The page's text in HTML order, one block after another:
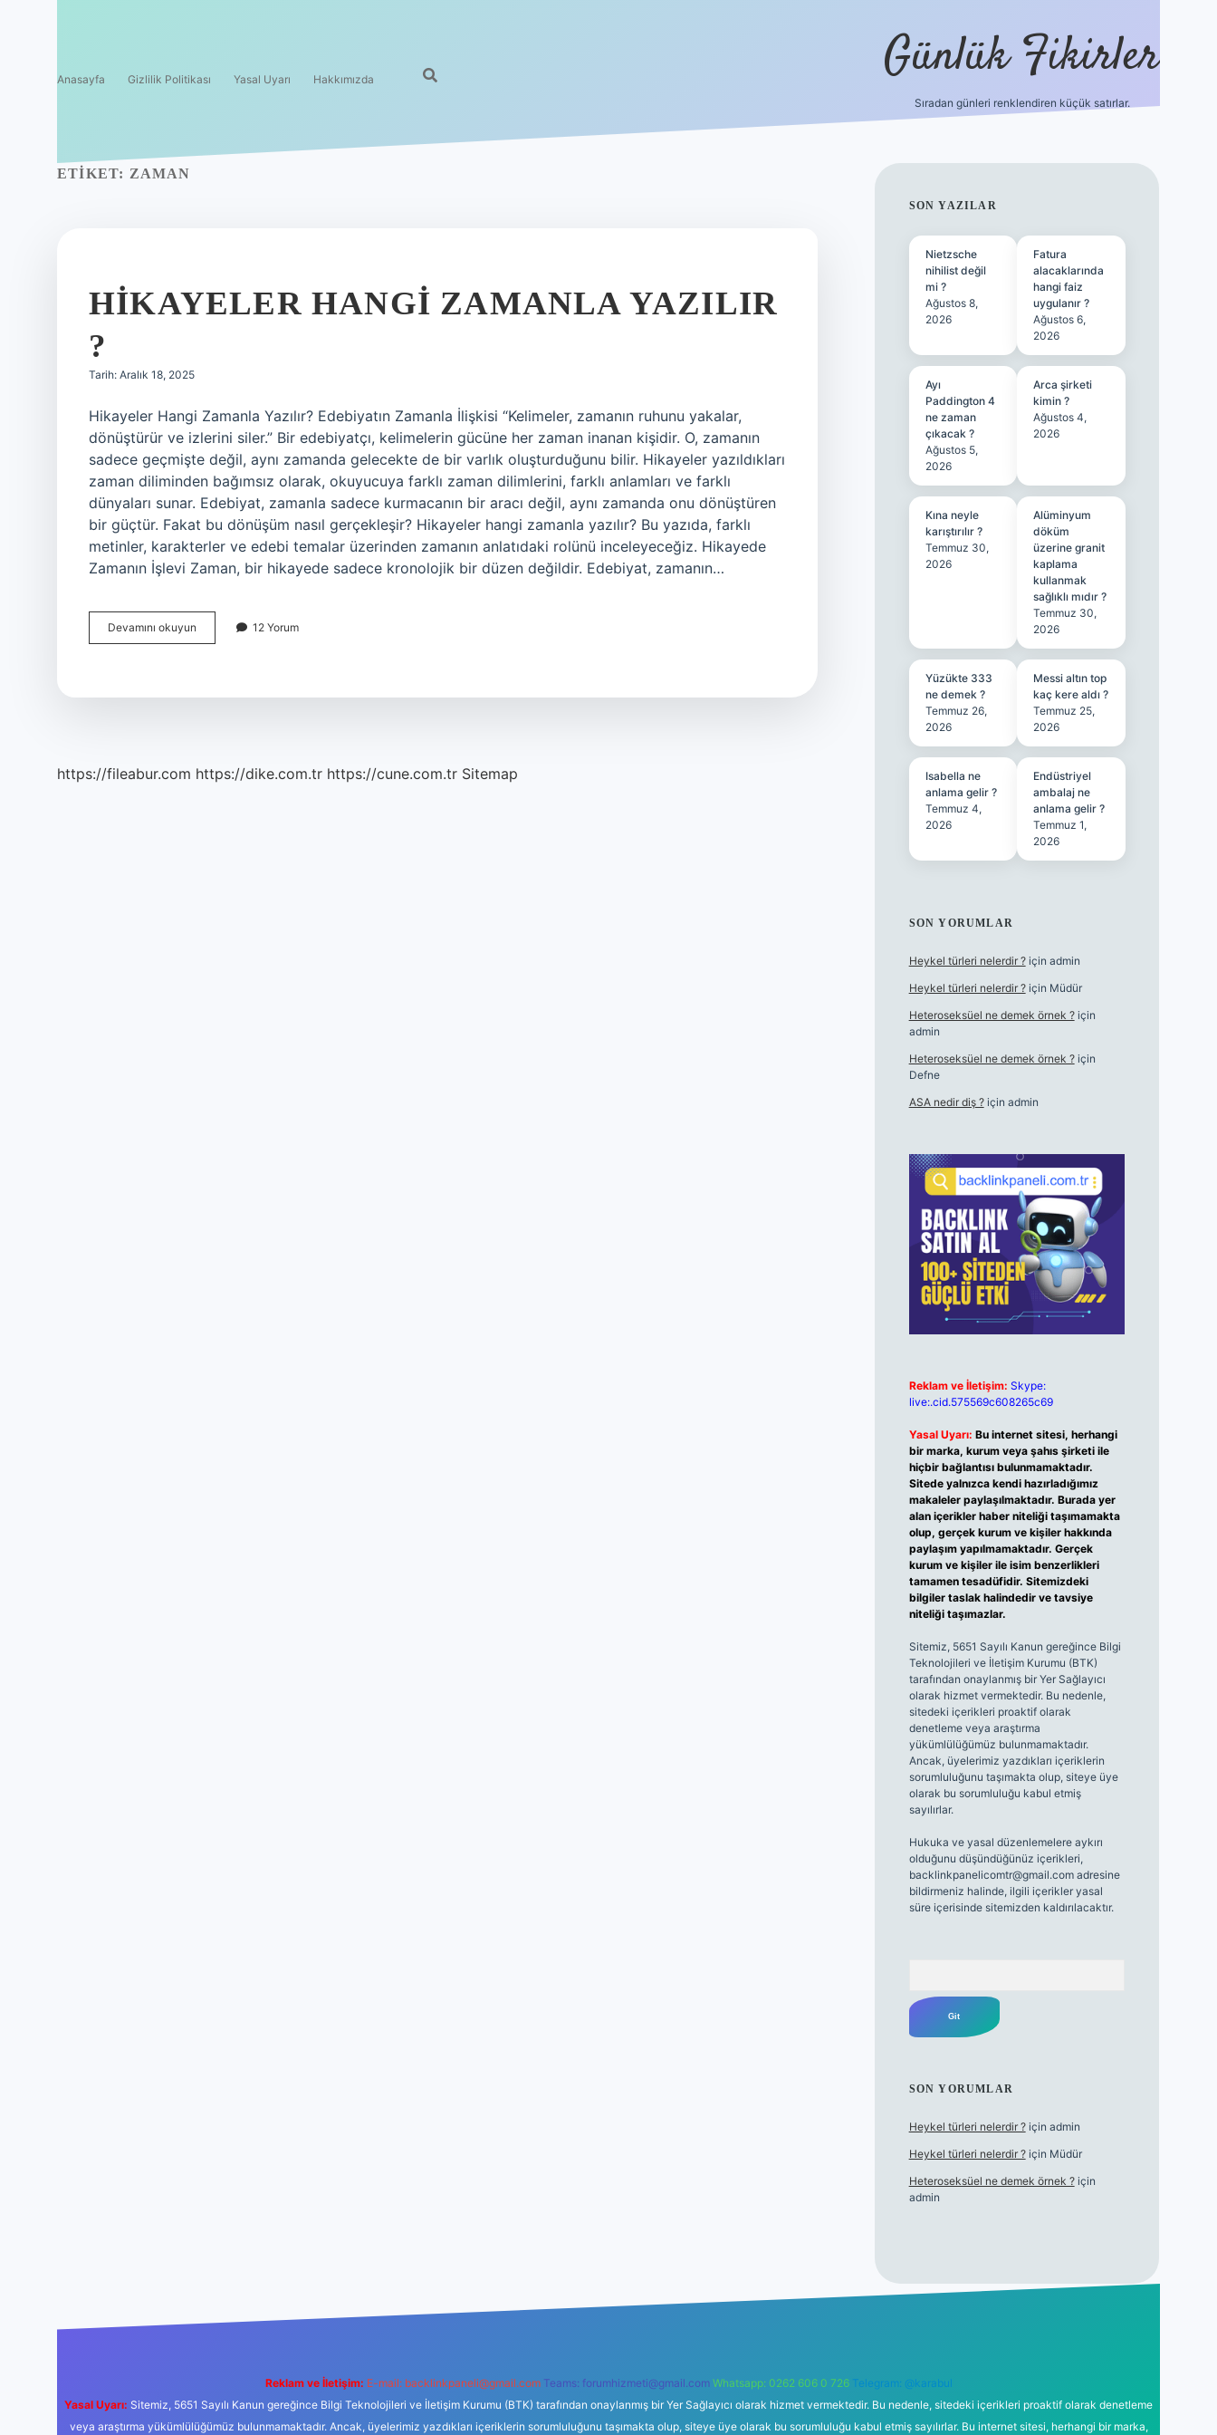
Anasayfa Gizlilik Politikası Yasal Uyarı Hakkımızda Günlük Fikirler
Sıradan günleri renklendiren küçük satırlar.
ETIKET: ZAMAN
HIKAYELER HANGI ZAMANLA YAZILIR
?
Tarih: Aralık 18, 2025
Hikayeler Hangi Zamanla Yazılır? Edebiyatın Zamanla İlişkisi “Kelimeler, zamanın ruhunu yakalar,
dönüştürür ve izlerini siler.” Bir edebiyatçı, kelimelerin gücüne her zaman inanan kişidir. O, zamanın
sadece geçmişte değil, aynı zamanda gelecekte de bir varlık oluşturduğunu bilir. Hikayeler yazıldıkları
zaman diliminden bağımsız olarak, okuyucuya farklı zaman dilimlerini, farklı anlamları ve farklı
dünyaları sunar. Edebiyat, zamanla sadece kurmacanın bir aracı değil, aynı zamanda onu dönüştüren
bir güçtür. Fakat bu dönüşüm nasıl gerçekleşir? Hikayeler hangi zamanla yazılır? Bu yazıda, farklı
metinler, karakterler ve edebi temalar üzerinden zamanın anlatıdaki rolünü inceleyeceğiz. Hikayede
Zamanın İşlevi Zaman, bir hikayede sadece kronolojik bir düzen değildir. Edebiyat, zamanın…
Devamını okuyun Hikayeler
hangi
12 Yorum
https://fileabur.com https://dike.com.tr https://cune.com.tr Sitemap
SIDEBAR
SON YAZILAR
Nietzsche
nihilist değil
mi ?
Ağustos 8,
2026
Fatura
alacaklarında
hangi faiz
uygulanır ?
Ağustos 6,
2026
Ayı
Paddington 4
ne zaman
çıkacak ?
Ağustos 5,
2026
Arca şirketi
kimin ?
Ağustos 4,
2026
Kına neyle
karıştırılır ?
Temmuz 30,
2026
Alüminyum
döküm
üzerine granit
kaplama
kullanmak
sağlıklı mıdır ?
Temmuz 30,
2026
Yüzükte 333
ne demek ?
Temmuz 26,
2026
Messi altın top
kaç kere aldı ?
Temmuz 25,
2026
Isabella ne
anlama gelir ?
Temmuz 4,
2026
Endüstriyel
ambalaj ne
anlama gelir ?
Temmuz 1,
2026
SON YORUMLAR
Heykel türleri nelerdir ?için admin
Heykel türleri nelerdir ?için Müdür
Heteroseksüel ne demek örnek ?için
admin
Heteroseksüel ne demek örnek ?için
Defne
ASA nedir diş ?için admin
Reklam ve İletişim: Skype:
live:.cid.575569c608265c69
Yasal Uyarı: Bu internet sitesi, herhangi
bir marka, kurum veya şahıs şirketi ile
hiçbir bağlantısı bulunmamaktadır.
Sitede yalnızca kendi hazırladığımız
makaleler paylaşılmaktadır. Burada yer
alan içerikler haber niteliği taşımamakta
olup, gerçek kurum ve kişiler hakkında
paylaşım yapılmamaktadır. Gerçek
kurum ve kişiler ile isim benzerlikleri
tamamen tesadüfidir. Sitemizdeki
bilgiler taslak halindedir ve tavsiye
niteliği taşımazlar.
Sitemiz, 5651 Sayılı Kanun gereğince Bilgi
Teknolojileri ve İletişim Kurumu (BTK)
tarafından onaylanmış bir Yer Sağlayıcı
olarak hizmet vermektedir. Bu nedenle,
sitedeki içerikleri proaktif olarak
denetleme veya araştırma
yükümlülüğümüz bulunmamaktadır.
Ancak, üyelerimiz yazdıkları içeriklerin
sorumluluğunu taşımakta olup, siteye üye
olarak bu sorumluluğu kabul etmiş
sayılırlar.
Hukuka ve yasal düzenlemelere aykırı
olduğunu düşündüğünüz içerikleri,
backlinkpanelicomtr@gmail.comadresine
bildirmeniz halinde, ilgili içerikler yasal
süre içerisinde sitemizden kaldırılacaktır.
SON YORUMLAR
Heykel türleri nelerdir ?için admin
Heykel türleri nelerdir ?için Müdür
Heteroseksüel ne demek örnek ?için
admin
ilbet
Reklam ve İletişim: E-mail: backlinkpaneli@gmail.com Teams: forumhizmeti@gmail.com Whatsapp: 0262 606 0 726 Telegram: @karabul
Yasal Uyarı: Sitemiz, 5651 Sayılı Kanun gereğince Bilgi Teknolojileri ve İletişim Kurumu (BTK) tarafından onaylanmış bir Yer Sağlayıcı olarak hizmet vermektedir. Bu nedenle, sitedeki içerikleri proaktif olarak denetleme
veya araştırma yükümlülüğümüz bulunmamaktadır. Ancak, üyelerimiz yazdıkları içeriklerin sorumluluğunu taşımakta olup, siteye üye olarak bu sorumluluğu kabul etmiş sayılırlar. Bu internet sitesi, herhangi bir marka,